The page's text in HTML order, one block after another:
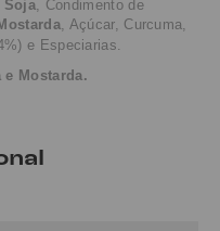
Soja, Condimento de
, Açúcar, Curcuma,
e Especiarias.
e Mostarda.